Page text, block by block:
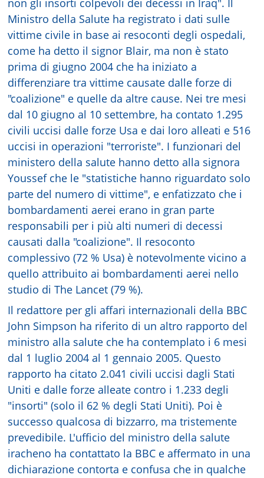
non gli insorti colpevoli dei decessi in Iraq". Il
Ministro della Salute ha registrato i dati sulle
vittime civile in base ai resoconti degli ospedali,
come ha detto il signor Blair, ma non è stato
prima di giugno 2004 che ha iniziato a
differenziare tra vittime causate dalle forze di
"coalizione" e quelle da altre cause. Nei tre mesi
dal 10 giugno al 10 settembre, ha contato 1.295
civili uccisi dalle forze Usa e dai loro alleati e 516
uccisi in operazioni "terroriste". I funzionari del
ministero della salute hanno detto alla signora
Youssef che le "statistiche hanno riguardato solo
parte del numero di vittime", e enfatizzato che i
bombardamenti aerei erano in gran parte
responsabili per i più alti numeri di decessi
causati dalla "coalizione". Il resoconto
complessivo (72 % Usa) è notevolmente vicino a
quello attribuito ai bombardamenti aerei nello
studio di The Lancet (79 %).
Il redattore per gli affari internazionali della BBC
John Simpson ha riferito di un altro rapporto del
ministro alla salute che ha contemplato i 6 mesi
dal 1 luglio 2004 al 1 gennaio 2005. Questo
rapporto ha citato 2.041 civili uccisi dagli Stati
Uniti e dalle forze alleate contro i 1.233 degli
"insorti" (solo il 62 % degli Stati Uniti). Poi è
successo qualcosa di bizzarro, ma tristemente
prevedibile. L'ufficio del ministro della salute
iracheno ha contattato la BBC e affermato in una
dichiarazione contorta e confusa che in qualche